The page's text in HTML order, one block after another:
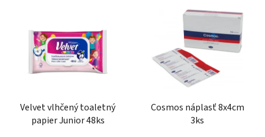
Velvet vlhčený toaletný
papier Junior 48ks
Cosmos náplasť 8x4cm
3ks